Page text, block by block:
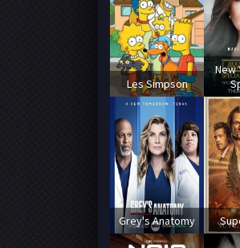
Les Simpson
New
Grey's Anatomy